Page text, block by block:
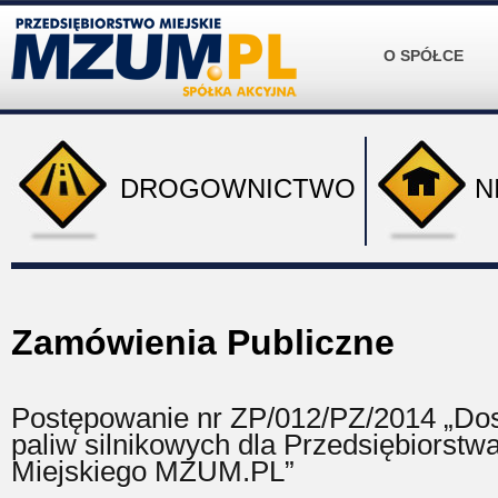
O SPÓŁCE
DROGOWNICTWO
Zamówienia Publiczne
Postępowanie nr ZP/012/PZ/2014
paliw silnikowych dla
Miejskiego MZUM.PL”